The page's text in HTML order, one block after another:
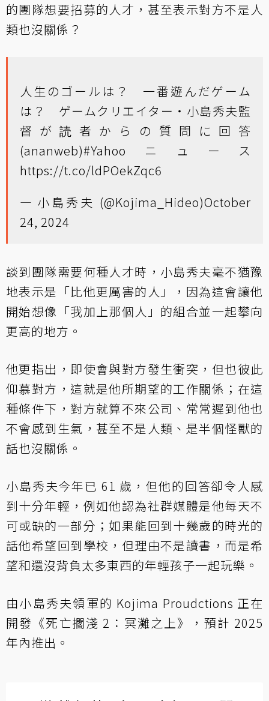
的團隊想要招募的人才，甚至表示對方不是人
類也沒關係？
人生のゴールは？ 一番遊んだゲーム
は？ ゲームクリエイター・小島秀夫監
督が読者からの質問に回答
(ananweb)#Yahooニュース
https://t.co/ldPOekZqc6
— 小島秀夫 (@Kojima_Hideo)October
24, 2024
談到團隊需要何種人才時，小島秀夫毫不猶豫
地表示是「比他更厲害的人」，因為這會讓他
開始想像「我加上那個人」的組合並一起攀向
更高的地方。
他更指出，即使會與對方發生衝突，但也彼此
仰慕對方，這就是他所期望的工作關係；在這
種條件下，對方就算不來公司、常常遲到他也
不會感到生氣，甚至不是人類、是半個怪獸的
話也沒關係。
小島秀夫今年已 61 歲，但他的回答卻令人感
到十分年輕，例如他認為社群媒體是他每天不
可或缺的一部分；如果能回到十幾歲的時光的
話他希望回到學校，但理由不是讀書，而是希
望和還沒背負太多東西的年輕孩子一起玩樂。
由小島秀夫領軍的 Kojima Proudctions 正在
開發《死亡擱淺 2：冥灘之上》，預計 2025
年內推出。